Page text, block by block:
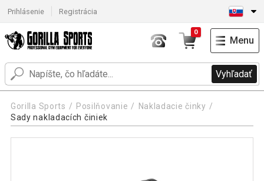
Prihlásenie Registrácia
Vyhľadať
0
Menu
Gorilla Sports Posilňovanie
Nakladacie činky
Sady nakladacích činiek